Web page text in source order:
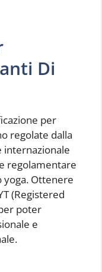
Di
per
regolate dalla
internazionale
regolamentare
yoga. Ottenere
(Registered
poter
e